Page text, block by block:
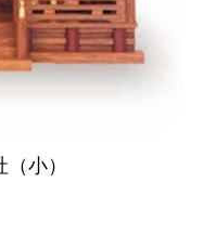
小）